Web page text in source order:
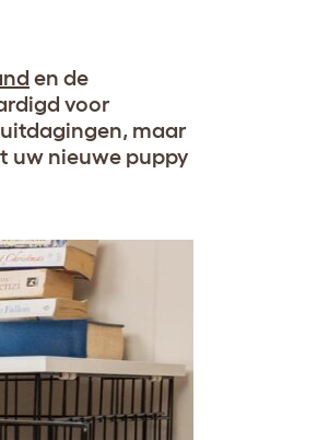
en de
voor
maar
uw nieuwe puppy